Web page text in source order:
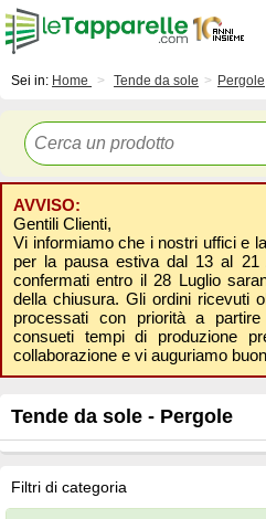
Sei in: Home Tende da sole Pergole
AVVISO:
Gentili Clienti,
Vi informiamo che i nostri uffici e
per la pausa estiva dal 13 al 21
confermati entro il 28 Luglio
della chiusura. Gli ordini ricevuti
processati con priorità a
consueti tempi di produzione
collaborazione e vi auguriamo
Tende da sole - Pergole
Filtri di categoria